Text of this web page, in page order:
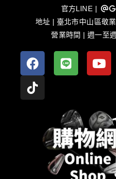
官方LINE |
地址 | 臺北市中山區敬
營業時間 | 週一至